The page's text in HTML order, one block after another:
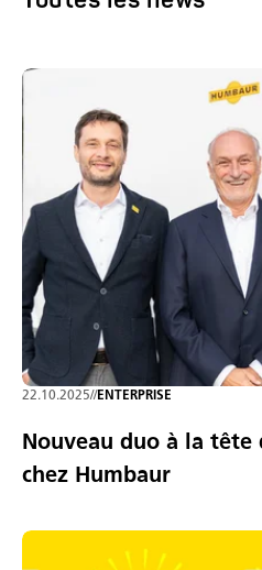
22.10.2025//ENTERPRISE
Nouveau duo à la tête
chez Humbaur